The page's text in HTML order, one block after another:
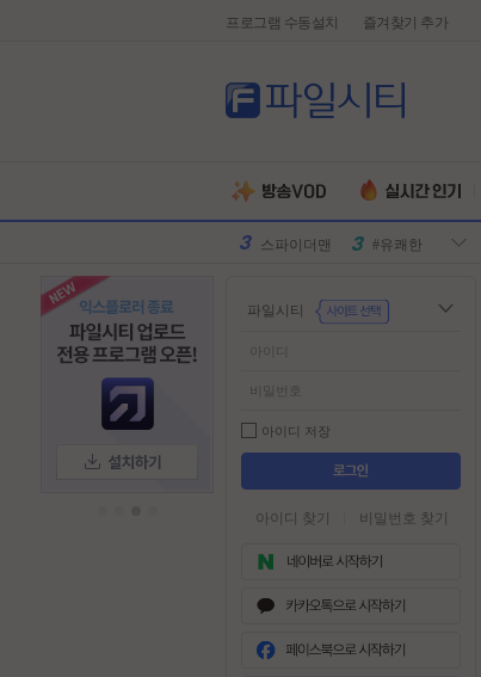
프로그램 수동설치 즐겨찾기 추가
러스
스파이더맨 #유쾌한
로
만달로리안 #외계인
동궁
다를입는다
디스클로저
데이
#소지섭
유부녀킬러 #전지현
군체 #넷플릭스
파일시티
아이디 저장
아이디 찾기 비밀번호 찾기